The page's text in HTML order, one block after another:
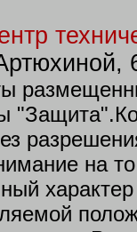
на